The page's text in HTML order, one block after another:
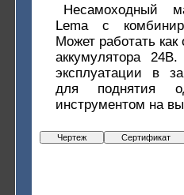
Несамоходный
Lema с
Может работать как
аккумулятора
эксплуатации в
для поднятия
инструментом на
Чертеж Сертификат